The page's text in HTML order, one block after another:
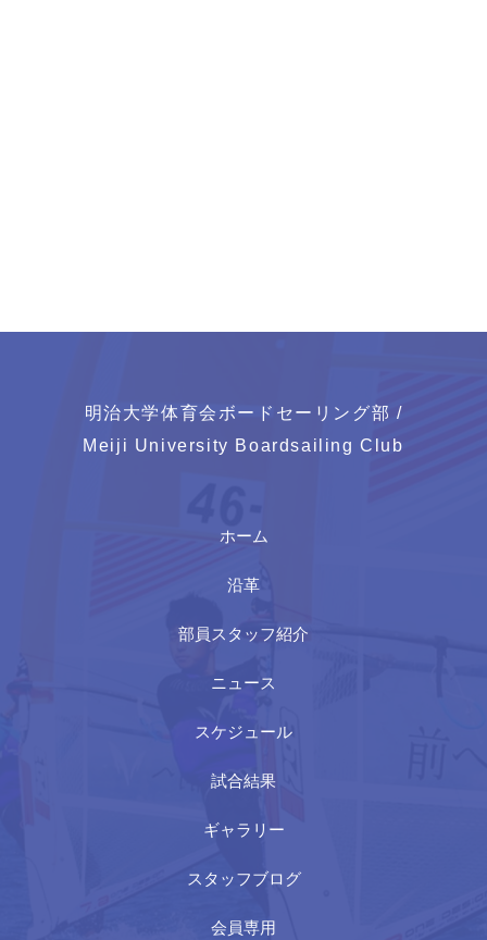
明治大学体育会ボードセーリング部 /
Meiji University Boardsailing Club
ホーム
沿革
部員スタッフ紹介
ニュース
スケジュール
試合結果
ギャラリー
スタッフブログ
会員専用